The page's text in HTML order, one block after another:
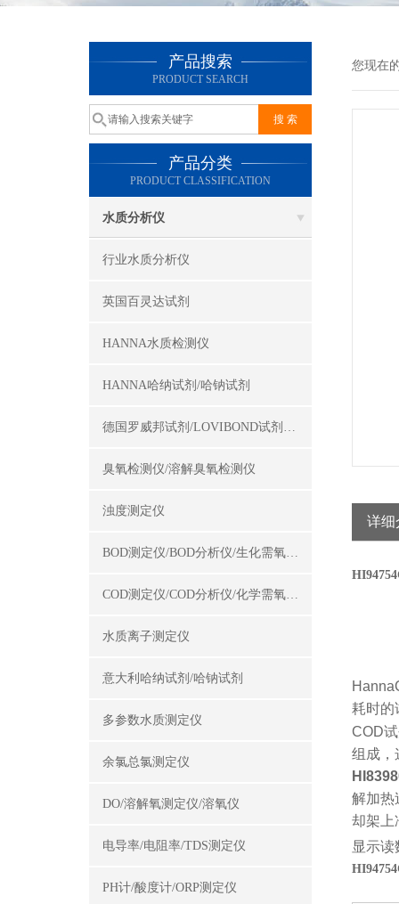
产品搜索
PRODUCT SEARCH
产品分类
PRODUCT CLASSIFICATION
水质分析仪
行业水质分析仪
英国百灵达试剂
HANNA水质检测仪
HANNA哈纳试剂/哈钠试剂
德国罗威邦试剂/LOVIBOND试剂/罗威邦试剂
臭氧检测仪/溶解臭氧检测仪
浊度测定仪
BOD测定仪/BOD分析仪/生化需氧量测定仪
COD测定仪/COD分析仪/化学需氧量测定仪
水质离子测定仪
意大利哈纳试剂/哈钠试剂
多参数水质测定仪
余氯总氯测定仪
DO/溶解氧测定仪/溶氧仪
电导率/电阻率/TDS测定仪
PH计/酸度计/ORP测定仪
您现在
详细
Hanna
耗时的
COD
组成
解加热
却架上
显示读